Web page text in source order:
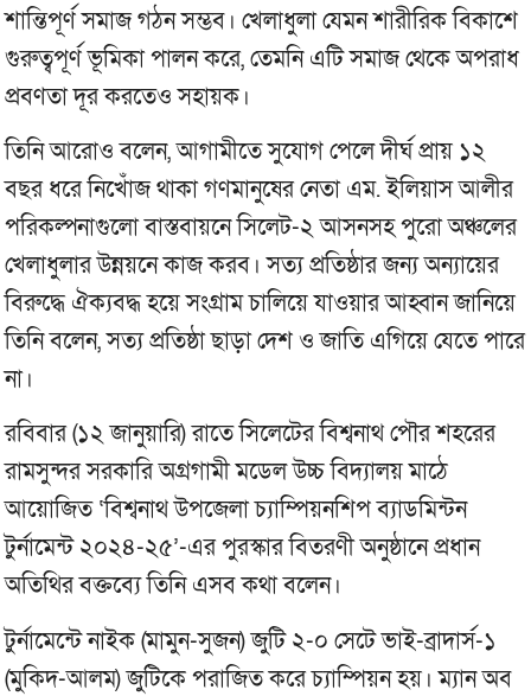
শান্তিপূর্ণ সমাজ গঠন সম্ভব। খেলাধুলা যেমন শারীরিক বিকাশে
গুরুত্বপূর্ণ ভূমিকা পালন করে, তেমনি এটি সমাজ থেকে অপরাধ
প্রবণতা দূর করতেও সহায়ক।
তিনি আরোও বলেন, আগামীতে সুযোগ পেলে দীর্ঘ প্রায় ১২
বছর ধরে নিখোঁজ থাকা গণমানুষের নেতা এম. ইলিয়াস আলীর
পরিকল্পনাগুলো বাস্তবায়নে সিলেট-২ আসনসহ পুরো অঞ্চলের
খেলাধুলার উন্নয়নে কাজ করব। সত্য প্রতিষ্ঠার জন্য অন্যায়ের
বিরুদ্ধে ঐক্যবদ্ধ হয়ে সংগ্রাম চালিয়ে যাওয়ার আহ্বান জানিয়ে
তিনি বলেন, সত্য প্রতিষ্ঠা ছাড়া দেশ ও জাতি এগিয়ে যেতে পারে
না।
রবিবার (১২ জানুয়ারি) রাতে সিলেটের বিশ্বনাথ পৌর শহরের
রামসুন্দর সরকারি অগ্রগামী মডেল উচ্চ বিদ্যালয় মাঠে
আয়োজিত ‘বিশ্বনাথ উপজেলা চ্যাম্পিয়নশিপ ব্যাডমিন্টন
টুর্নামেন্ট ২০২৪-২৫’-এর পুরস্কার বিতরণী অনুষ্ঠানে প্রধান
অতিথির বক্তব্যে তিনি এসব কথা বলেন।
টুর্নামেন্টে নাইক (মামুন-সুজন) জুটি ২-০ সেটে ভাই-ব্রাদার্স-১
(মুকিদ-আলম) জুটিকে পরাজিত করে চ্যাম্পিয়ন হয়। ম্যান অব